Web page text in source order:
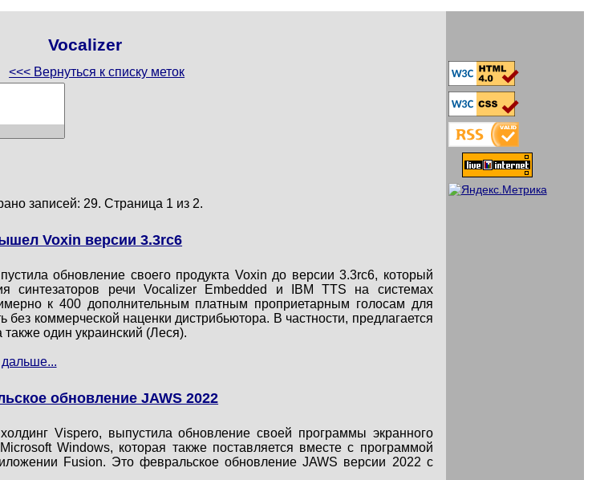
Vocalizer
<<< Вернуться к списку меток
записей: 29. Страница 1 из 2.
Voxin версии 3.3rc6
обновление своего продукта Voxin до версии 3.3rc6, который
синтезаторов речи Vocalizer Embedded и IBM TTS на системах
к 400 дополнительным платным проприетарным голосам для
без коммерческой наценки дистрибьютора. В частности, предлагается
один украинский (Леся).
дальше...
обновление JAWS 2022
Vispero, выпустила обновление своей программы экранного
Windows, которая также поставляется вместе с программой
Fusion. Это февральское обновление JAWS версии 2022 с